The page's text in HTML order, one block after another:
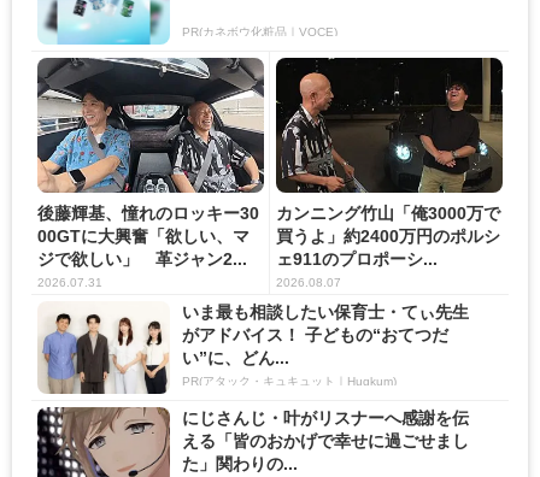
PR(カネボウ化粧品｜VOCE)
後藤輝基、憧れのロッキー30
00GTに大興奮「欲しい、マ
ジで欲しい」 革ジャン2...
2026.07.31
カンニング竹山「俺3000万で
買うよ」約2400万円のポルシ
ェ911のプロポーシ...
2026.08.07
いま最も相談したい保育士・てぃ先生
がアドバイス！ 子どもの“おてつだ
い”に、どん...
PR(アタック・キュキュット｜Hugkum)
にじさんじ・叶がリスナーへ感謝を伝
える「皆のおかげで幸せに過ごせまし
た」関わりの...